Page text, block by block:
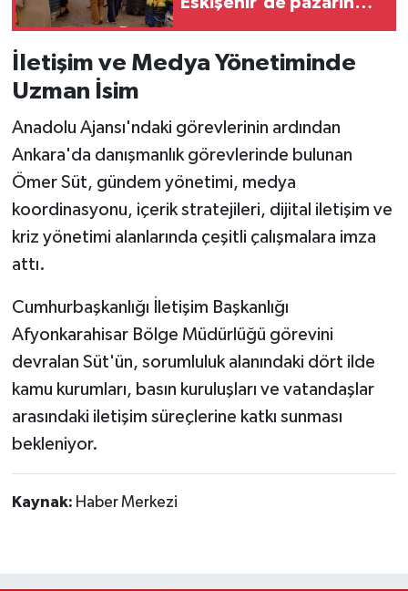
İletişim ve Medya Yönetiminde
Uzman İsim
Anadolu Ajansı'ndaki görevlerinin ardından
Ankara'da danışmanlık görevlerinde bulunan
Ömer Süt, gündem yönetimi, medya
koordinasyonu, içerik stratejileri, dijital iletişim ve
kriz yönetimi alanlarında çeşitli çalışmalara imza
attı.
Cumhurbaşkanlığı İletişim Başkanlığı
Afyonkarahisar Bölge Müdürlüğü görevini
devralan Süt'ün, sorumluluk alanındaki dört ilde
kamu kurumları, basın kuruluşları ve vatandaşlar
arasındaki iletişim süreçlerine katkı sunması
bekleniyor.
Kaynak: Haber Merkezi